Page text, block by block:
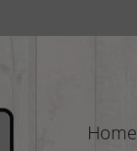
Home